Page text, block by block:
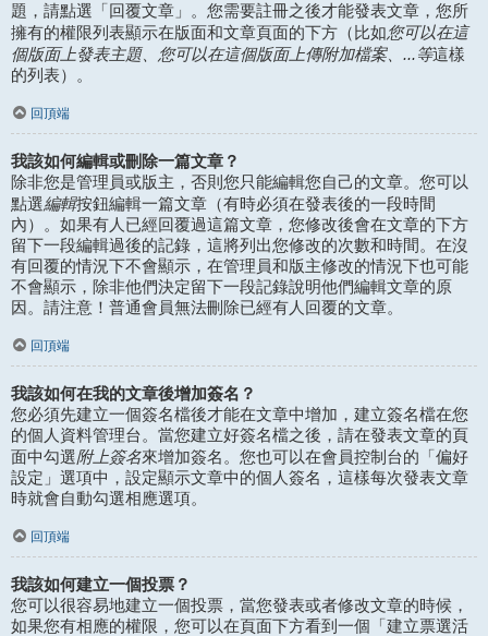
題，請點選「回覆文章」。您需要註冊之後才能發表文章，您所
擁有的權限列表顯示在版面和文章頁面的下方（比如您可以在這
個版面上發表主題、您可以在這個版面上傳附加檔案、...等這樣
的列表）。
回頂端
我該如何編輯或刪除一篇文章？
除非您是管理員或版主，否則您只能編輯您自己的文章。您可以
點選編輯按鈕編輯一篇文章（有時必須在發表後的一段時間
內）。如果有人已經回覆過這篇文章，您修改後會在文章的下方
留下一段編輯過後的記錄，這將列出您修改的次數和時間。在沒
有回覆的情況下不會顯示，在管理員和版主修改的情況下也可能
不會顯示，除非他們決定留下一段記錄說明他們編輯文章的原
因。請注意！普通會員無法刪除已經有人回覆的文章。
回頂端
我該如何在我的文章後增加簽名？
您必須先建立一個簽名檔後才能在文章中增加，建立簽名檔在您
的個人資料管理台。當您建立好簽名檔之後，請在發表文章的頁
面中勾選附上簽名來增加簽名。您也可以在會員控制台的「偏好
設定」選項中，設定顯示文章中的個人簽名，這樣每次發表文章
時就會自動勾選相應選項。
回頂端
我該如何建立一個投票？
您可以很容易地建立一個投票，當您發表或者修改文章的時候，
如果您有相應的權限，您可以在頁面下方看到一個「建立票選活